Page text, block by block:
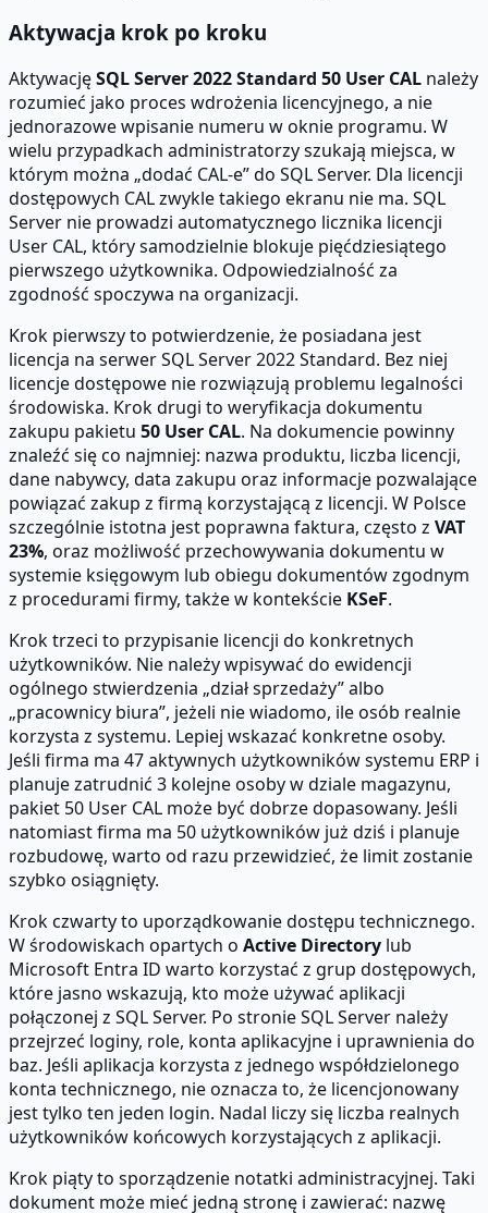
Aktywacja krok po kroku
AktywacjęSQL Server 2022 Standard 50 User CAL należy
rozumieć jako proces wdrożenia licencyjnego, a nie
jednorazowe wpisanie numeru w oknie programu. W
wielu przypadkach administratorzy szukają miejsca, w
którym można „dodać CAL-e” do SQL Server. Dla licencji
dostępowych CAL zwykle takiego ekranu nie ma. SQL
Server nie prowadzi automatycznego licznika licencji
User CAL, który samodzielnie blokuje pięćdziesiątego
pierwszego użytkownika. Odpowiedzialność za
zgodność spoczywa na organizacji.
Krok pierwszy to potwierdzenie, że posiadana jest
licencja na serwer SQL Server 2022 Standard. Bez niej
licencje dostępowe nie rozwiązują problemu legalności
środowiska. Krok drugi to weryfikacja dokumentu
zakupu pakietu 50 User CAL. Na dokumencie powinny
znaleźć się co najmniej: nazwa produktu, liczba licencji,
dane nabywcy, data zakupu oraz informacje pozwalające
powiązać zakup z firmą korzystającą z licencji. W Polsce
szczególnie istotna jest poprawna faktura, często z VAT
23%, oraz możliwość przechowywania dokumentu w
systemie księgowym lub obiegu dokumentów zgodnym
z procedurami firmy, także w kontekście KSeF.
Krok trzeci to przypisanie licencji do konkretnych
użytkowników. Nie należy wpisywać do ewidencji
ogólnego stwierdzenia „dział sprzedaży” albo
„pracownicy biura”, jeżeli nie wiadomo, ile osób realnie
korzysta z systemu. Lepiej wskazać konkretne osoby.
Jeśli firma ma 47 aktywnych użytkowników systemu ERP i
planuje zatrudnić 3 kolejne osoby w dziale magazynu,
pakiet 50 User CAL może być dobrze dopasowany. Jeśli
natomiast firma ma 50 użytkowników już dziś i planuje
rozbudowę, warto od razu przewidzieć, że limit zostanie
szybko osiągnięty.
Krok czwarty to uporządkowanie dostępu technicznego.
W środowiskach opartych o Active Directory lub
Microsoft Entra ID warto korzystać z grup dostępowych,
które jasno wskazują, kto może używać aplikacji
połączonej z SQL Server. Po stronie SQL Server należy
przejrzeć loginy, role, konta aplikacyjne i uprawnienia do
baz. Jeśli aplikacja korzysta z jednego współdzielonego
konta technicznego, nie oznacza to, że licencjonowany
jest tylko ten jeden login. Nadal liczy się liczba realnych
użytkowników końcowych korzystających z aplikacji.
Krok piąty to sporządzenie notatki administracyjnej. Taki
dokument może mieć jedną stronę i zawierać: nazwę